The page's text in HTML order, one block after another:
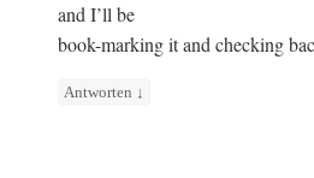
and I’ll be
book-marking it and checking
Antworten ↓